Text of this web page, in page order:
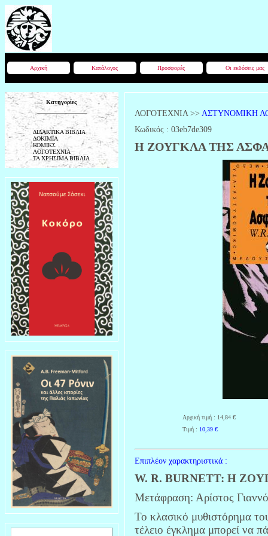
Αρχική Κατάλογος Προσφορές Οι εκδόσεις μας
Κατηγορίες
ΔΙΔΑΚΤΙΚΑ ΒΙΒΛΙΑ
ΔΟΚΙΜΙΑ
ΚΟΜΙΚΣ
ΛΟΓΟΤΕΧΝΙΑ
ΤΑ ΧΡΗΣΙΜΑ ΒΙΒΛΙΑ
ΛΟΓΟΤΕΧΝΙΑ >> ΑΣΤΥΝΟΜΙΚΗ
Κωδικός : 03eb7de309
Η ΖΟΥΓΚΛΑ ΤΗΣ
Αρχική τιμή : 14,84 €
Τιμή : 10,39 €
Επιπλέον χαρακτηριστικά :
W. R. BURNETT: Η
Μετάφραση: Αρίστος
Το κλασικό μυθιστόρημα
τέλειο έγκλημα μπορεί να